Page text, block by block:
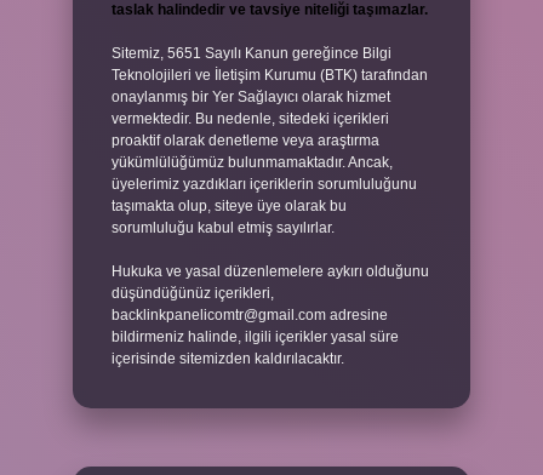
taslak halindedir ve tavsiye niteliği taşımazlar.
Sitemiz, 5651 Sayılı Kanun gereğince Bilgi
Teknolojileri ve İletişim Kurumu (BTK) tarafından
onaylanmış bir Yer Sağlayıcı olarak hizmet
vermektedir. Bu nedenle, sitedeki içerikleri
proaktif olarak denetleme veya araştırma
yükümlülüğümüz bulunmamaktadır. Ancak,
üyelerimiz yazdıkları içeriklerin sorumluluğunu
taşımakta olup, siteye üye olarak bu
sorumluluğu kabul etmiş sayılırlar.
Hukuka ve yasal düzenlemelere aykırı olduğunu
düşündüğünüz içerikleri,
backlinkpanelicomtr@gmail.com adresine
bildirmeniz halinde, ilgili içerikler yasal süre
içerisinde sitemizden kaldırılacaktır.